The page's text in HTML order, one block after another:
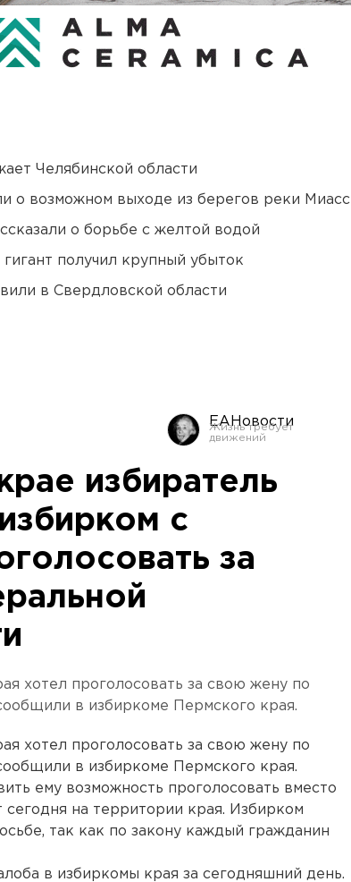
Челябинской области
о возможном выходе из берегов реки Миасс
о борьбе с желтой водой
получил крупный убыток
в Свердловской области
ЕАНовости
избиратель
с
за
хотел проголосовать за свою жену по
в избиркоме Пермского края.
хотел проголосовать за свою жену по
в избиркоме Пермского края.
ему возможность проголосовать вместо
сегодня на территории края. Избирком
так как по закону каждый гражданин
в избиркомы края за сегодняшний день.